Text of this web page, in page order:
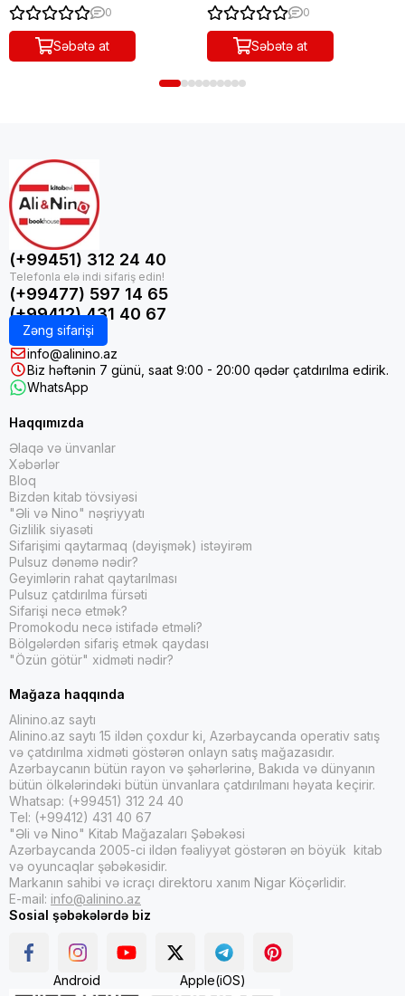
0
Səbətə at
0
Səbətə at
(+99451) 312 24 40
(+99477) 597 14 65
(+99412) 431 40 67
Zəng sifarişi
info@alinino.az
Biz həftənin 7 günü, saat 9:00 - 20:00 qədər çatdırılma edirik.
WhatsApp
Haqqımızda
Əlaqə və ünvanlar
Xəbərlər
Bloq
Bizdən kitab tövsiyəsi
"Əli və Nino" nəşriyyatı
Gizlilik siyasəti
Sifarişimi qaytarmaq (dəyişmək) istəyirəm
Pulsuz dənəmə nədir?
Geyimlərin rahat qaytarılması
Pulsuz çatdırılma fürsəti
Sifarişi necə etmək?
Promokodu necə istifadə etməli?
Bölgələrdən sifariş etmək qaydası
"Özün götür" xidməti nədir?
Mağaza haqqında
Alinino.az saytı
Alinino.az saytı 15 ildən çoxdur ki, Azərbaycanda operativ satış
və çatdırılma xidməti göstərən onlayn satış mağazasıdır.
Azərbaycanın bütün rayon və şəhərlərinə, Bakıda və dünyanın
bütün ölkələrindəki bütün ünvanlara çatdırılmanı həyata keçirir.
Whatsap: (+99451) 312 24 40
Tel: (+99412) 431 40 67
"Əli və Nino" Kitab Mağazaları Şəbəkəsi
Azərbaycanda 2005-ci ildən fəaliyyət göstərən ən böyük kitab
və oyuncaqlar şəbəkəsidir.
Markanın sahibi və icraçı direktoru xanım Nigar Köçərlidir.
E-mail: info@alinino.az
Sosial şəbəkələrdə biz
Android Apple(iOS)